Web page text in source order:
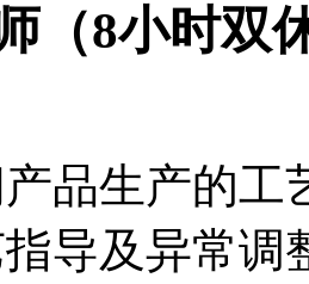
（8小时双
品生产的工
导及异常调